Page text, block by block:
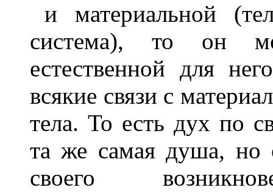
и материальной
система), то он
естественной для
всякие связи с
тела. То есть дух по
та же самая душа, но
своего